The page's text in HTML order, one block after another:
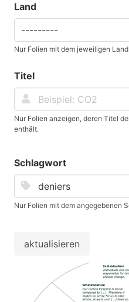
Land
Nur Folien mit dem jeweiligen
Titel
Nur Folien anzeigen, deren Titel
enthält.
Schlagwort
Nur Folien mit dem angegebenen